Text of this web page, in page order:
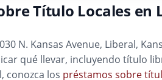
Título Locales en
N. Kansas Avenue, Liberal,
qué llevar, incluyendo título
conozca los préstamos sobre